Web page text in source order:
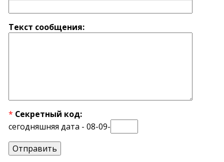
Текст сообщения:
* Секретный код:
сегодняшняя дата - 08-09-